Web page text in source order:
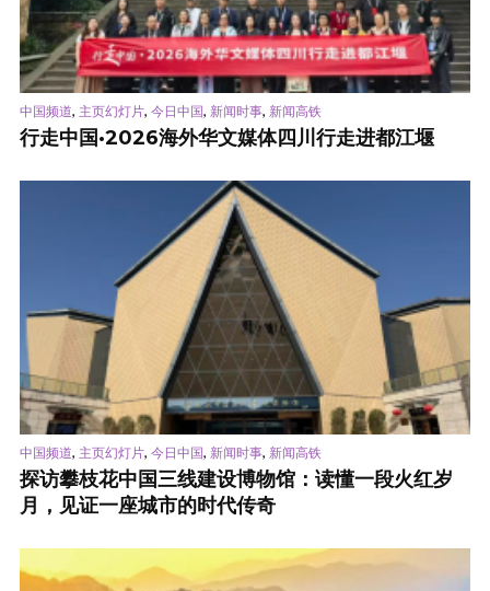
中国频道, 主页幻灯片, 今日中国, 新闻时事, 新闻高铁
行走中国·2026海外华文媒体四川行走进都江堰
中国频道, 主页幻灯片, 今日中国, 新闻时事, 新闻高铁
探访攀枝花中国三线建设博物馆：读懂一段火红岁
月，见证一座城市的时代传奇